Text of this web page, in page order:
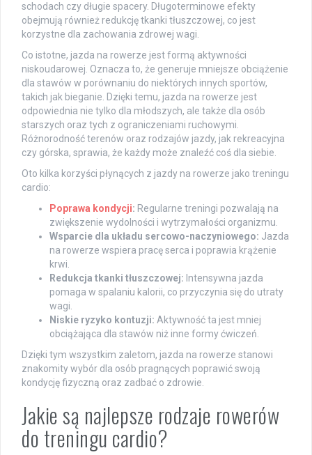
schodach czy długie spacery. Długoterminowe efekty
obejmują również redukcję tkanki tłuszczowej, co jest
korzystne dla zachowania zdrowej wagi.
Co istotne, jazda na rowerze jest formą aktywności
niskoudarowej. Oznacza to, że generuje mniejsze obciążenie
dla stawów w porównaniu do niektórych innych sportów,
takich jak bieganie. Dzięki temu, jazda na rowerze jest
odpowiednia nie tylko dla młodszych, ale także dla osób
starszych oraz tych z ograniczeniami ruchowymi.
Różnorodność terenów oraz rodzajów jazdy, jak rekreacyjna
czy górska, sprawia, że każdy może znaleźć coś dla siebie.
Oto kilka korzyści płynących z jazdy na rowerze jako treningu
cardio:
Poprawa kondycji: Regularne treningi pozwalają na
zwiększenie wydolności i wytrzymałości organizmu.
Wsparcie dla układu sercowo-naczyniowego: Jazda
na rowerze wspiera pracę serca i poprawia krążenie
krwi.
Redukcja tkanki tłuszczowej: Intensywna jazda
pomaga w spalaniu kalorii, co przyczynia się do utraty
wagi.
Niskie ryzyko kontuzji: Aktywność ta jest mniej
obciążająca dla stawów niż inne formy ćwiczeń.
Dzięki tym wszystkim zaletom, jazda na rowerze stanowi
znakomity wybór dla osób pragnących poprawić swoją
kondycję fizyczną oraz zadbać o zdrowie.
Jakie są najlepsze rodzaje rowerów
do treningu cardio?